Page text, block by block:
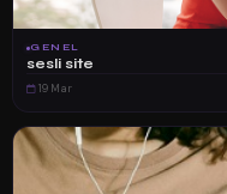
GENEL
sesli site
19 Mar